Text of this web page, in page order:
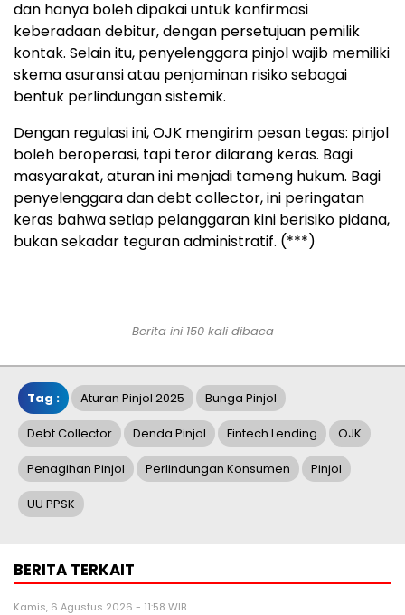
dan hanya boleh dipakai untuk konfirmasi
keberadaan debitur, dengan persetujuan pemilik
kontak. Selain itu, penyelenggara pinjol wajib memiliki
skema asuransi atau penjaminan risiko sebagai
bentuk perlindungan sistemik.
Dengan regulasi ini, OJK mengirim pesan tegas: pinjol
boleh beroperasi, tapi teror dilarang keras. Bagi
masyarakat, aturan ini menjadi tameng hukum. Bagi
penyelenggara dan debt collector, ini peringatan
keras bahwa setiap pelanggaran kini berisiko pidana,
bukan sekadar teguran administratif. (***)
Berita ini 150 kali dibaca
Tag : Aturan Pinjol 2025 Bunga Pinjol
Debt Collector Denda Pinjol Fintech Lending OJK
Penagihan Pinjol Perlindungan Konsumen Pinjol
UU PPSK
BERITA TERKAIT
Kamis, 6 Agustus 2026 - 11:58 WIB